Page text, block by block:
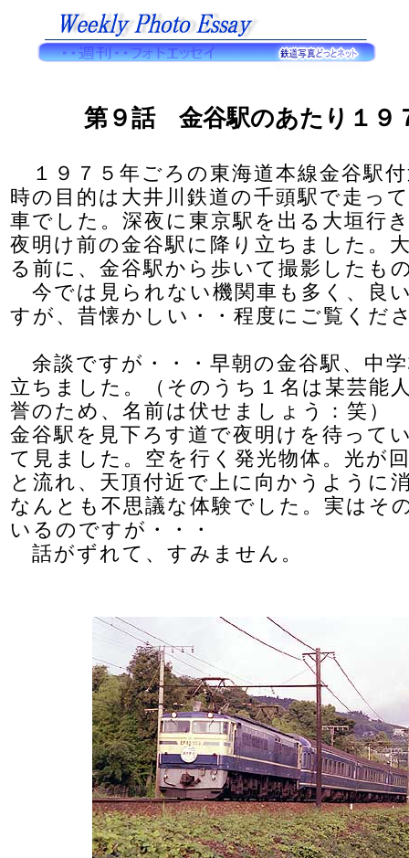
第９話 金谷駅のあたり１９
１９７５年ごろの東海道本線金谷駅
時の目的は大井川鉄道の千頭駅で走っ
車でした。深夜に東京駅を出る大垣行
夜明け前の金谷駅に降り立ちました。
る前に、金谷駅から歩いて撮影したも
今では見られない機関車も多く、良
すが、昔懐かしい・・程度にご覧くだ
余談ですが・・・早朝の金谷駅、中
立ちました。（そのうち１名は某芸能
誉のため、名前は伏せましょう：笑
金谷駅を見下ろす道で夜明けを待って
て見ました。空を行く発光物体。光が
と流れ、天頂付近で上に向かうように
なんとも不思議な体験でした。実はそ
いるのですが・・・
話がずれて、すみません。